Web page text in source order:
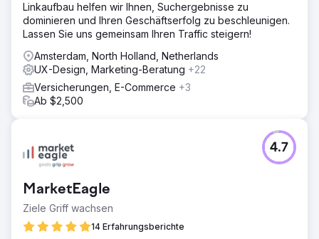
Linkaufbau helfen wir Ihnen, Suchergebnisse zu
dominieren und Ihren Geschäftserfolg zu beschleunigen.
Lassen Sie uns gemeinsam Ihren Traffic steigern!
Amsterdam, North Holland, Netherlands
UX-Design, Marketing-Beratung +22
Versicherungen, E-Commerce +3
Ab $2,500
MarketEagle
Ziele Griff wachsen
14 Erfahrungsberichte
4.7